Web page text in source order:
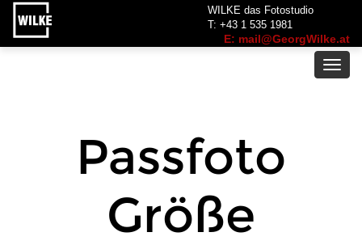
WILKE das Fotostudio
T: +43 1 535 1981
E: mail@GeorgWilke.at
Passfoto
Größe